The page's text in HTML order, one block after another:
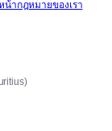
น้ากฎหมายของเรา